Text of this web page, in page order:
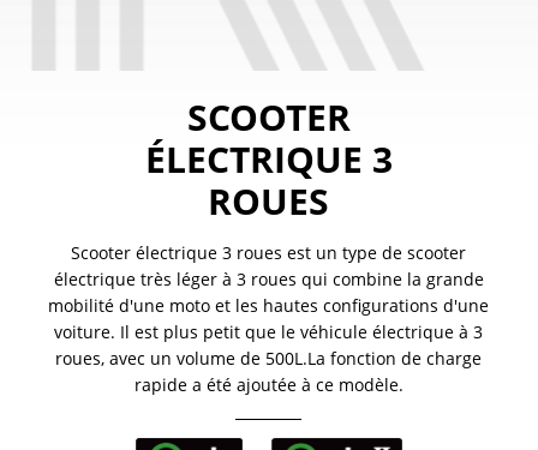
SCOOTER
ÉLECTRIQUE 3
ROUES
Scooter électrique 3 roues est un type de scooter
électrique très léger à 3 roues qui combine la grande
mobilité d'une moto et les hautes configurations d'une
voiture. Il est plus petit que le véhicule électrique à 3
roues, avec un volume de 500L.La fonction de charge
rapide a été ajoutée à ce modèle.